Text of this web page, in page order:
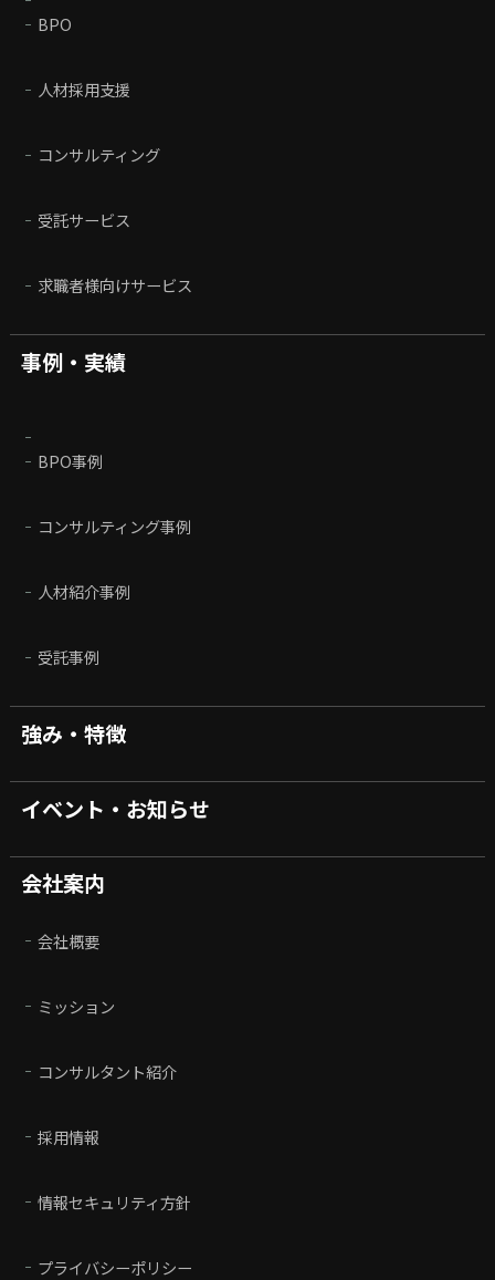
BPO
人材採用支援
コンサルティング
受託サービス
求職者様向けサービス
事例・実績
BPO事例
コンサルティング事例
人材紹介事例
受託事例
強み・特徴
イベント・お知らせ
会社案内
会社概要
ミッション
コンサルタント紹介
採用情報
情報セキュリティ方針
プライバシーポリシー